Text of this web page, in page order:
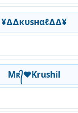
¥∆∆кυѕнαℓ∆∆¥
Mʀ᭄❤Krushil